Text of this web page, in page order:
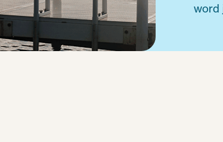
word